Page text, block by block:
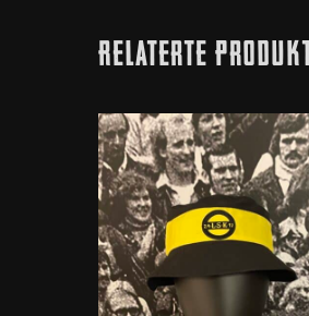
Relaterte